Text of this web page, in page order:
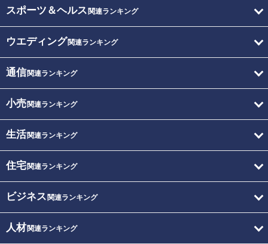
スポーツ＆ヘルス 関連ランキング
ウエディング関連ランキング
通信関連ランキング
小売関連ランキング
生活関連ランキング
住宅関連ランキング
ビジネス 関連ランキング
人材関連ランキング